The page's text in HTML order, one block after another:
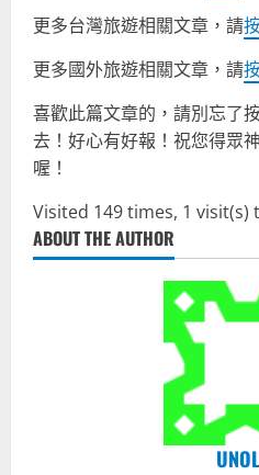
更多台灣旅遊相關文章，請
更多國外旅遊相關文章，請
喜歡此篇文章的，請別忘了
去！好心有好報！祝您得眾
喔！
Visited 149 times, 1 visit(s)
ABOUT THE AUTHOR